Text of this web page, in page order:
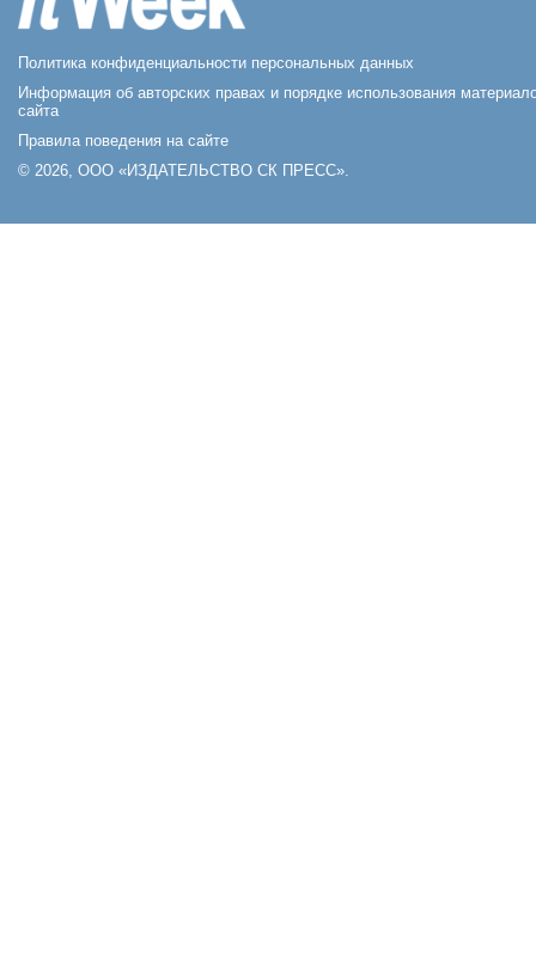
Политика конфиденциальности персональных данных
Информация об авторских правах и порядке использования
сайта
Правила поведения на сайте
© 2026, ООО «ИЗДАТЕЛЬСТВО СК ПРЕСС».